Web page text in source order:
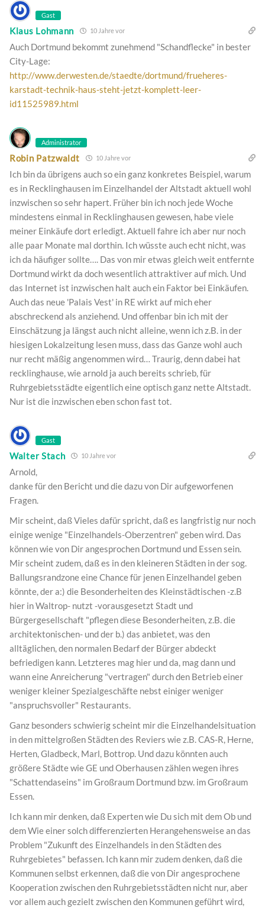
Gast
Klaus Lohmann 10 Jahre vor
Auch Dortmund bekommt zunehmend "Schandflecke" in bester
City-Lage:
http://www.derwesten.de/staedte/dortmund/frueheres-
karstadt-technik-haus-steht-jetzt-komplett-leer-
id11525989.html
Administrator
Robin Patzwaldt 10 Jahre vor
Ich bin da übrigens auch so ein ganz konkretes Beispiel, warum
es in Recklinghausen im Einzelhandel der Altstadt aktuell wohl
inzwischen so sehr hapert. Früher bin ich noch jede Woche
mindestens einmal in Recklinghausen gewesen, habe viele
meiner Einkäufe dort erledigt. Aktuell fahre ich aber nur noch
alle paar Monate mal dorthin. Ich wüsste auch echt nicht, was
ich da häufiger sollte…. Das von mir etwas gleich weit entfernte
Dortmund wirkt da doch wesentlich attraktiver auf mich. Und
das Internet ist inzwischen halt auch ein Faktor bei Einkäufen.
Auch das neue 'Palais Vest' in RE wirkt auf mich eher
abschreckend als anziehend. Und offenbar bin ich mit der
Einschätzung ja längst auch nicht alleine, wenn ich z.B. in der
hiesigen Lokalzeitung lesen muss, dass das Ganze wohl auch
nur recht mäßig angenommen wird… Traurig, denn dabei hat
recklinghause, wie arnold ja auch bereits schrieb, für
Ruhrgebietsstädte eigentlich eine optisch ganz nette Altstadt.
Nur ist die inzwischen eben schon fast tot.
Gast
Walter Stach 10 Jahre vor
Arnold,
danke für den Bericht und die dazu von Dir aufgeworfenen
Fragen.
Mir scheint, daß Vieles dafür spricht, daß es langfristig nur noch
einige wenige "Einzelhandels-Oberzentren" geben wird. Das
können wie von Dir angesprochen Dortmund und Essen sein.
Mir scheint zudem, daß es in den kleineren Städten in der sog.
Ballungsrandzone eine Chance für jenen Einzelhandel geben
könnte, der a:) die Besonderheiten des Kleinstädtischen -z.B
hier in Waltrop- nutzt -vorausgesetzt Stadt und
Bürgergesellschaft "pflegen diese Besonderheiten, z.B. die
architektonischen- und der b.) das anbietet, was den
alltäglichen, den normalen Bedarf der Bürger abdeckt
befriedigen kann. Letzteres mag hier und da, mag dann und
wann eine Anreicherung "vertragen" durch den Betrieb einer
weniger kleiner Spezialgeschäfte nebst einiger weniger
"anspruchsvoller" Restaurants.
Ganz besonders schwierig scheint mir die Einzelhandelsituation
in den mittelgroßen Städten des Reviers wie z.B. CAS-R, Herne,
Herten, Gladbeck, Marl, Bottrop. Und dazu könnten auch
größere Städte wie GE und Oberhausen zählen wegen ihres
"Schattendaseins" im Großraum Dortmund bzw. im Großraum
Essen.
Ich kann mir denken, daß Experten wie Du sich mit dem Ob und
dem Wie einer solch differenzierten Herangehensweise an das
Problem "Zukunft des Einzelhandels in den Städten des
Ruhrgebietes" befassen. Ich kann mir zudem denken, daß die
Kommunen selbst erkennen, daß die von Dir angesprochene
Kooperation zwischen den Ruhrgebietsstädten nicht nur, aber
vor allem auch gezielt zwischen den Kommunen geführt wird,